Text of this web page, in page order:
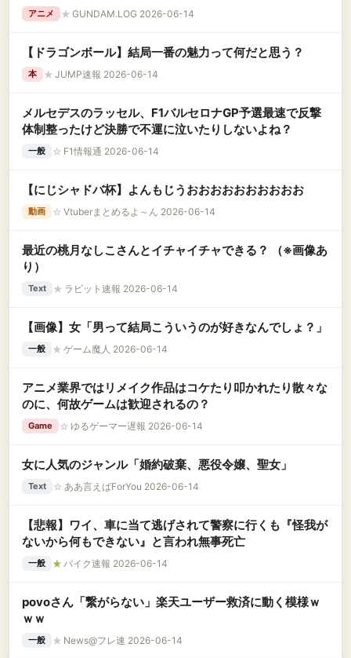
アニメ ★ GUNDAM.LOG 2026-06-14
【ドラゴンボール】結局一番の魅力って何だと思う？
本 ★ JUMP速報 2026-06-14
メルセデスのラッセル、F1バルセロナGP予選最速で反撃
体制整ったけど決勝で不運に泣いたりしないよね？
一般 ☆ F1情報通 2026-06-14
【にじシャドバ杯】よんもじうおおおおおおおおおお
動画 ☆ Vtuberまとめるよ～ん 2026-06-14
最近の桃月なしこさんとイチャイチャできる？ （※画像あ
り）
Text ★ ラビット速報 2026-06-14
【画像】女「男って結局こういうのが好きなんでしょ？」
一般 ★ ゲーム魔人 2026-06-14
アニメ業界ではリメイク作品はコケたり叩かれたり散々な
のに、何故ゲームは歓迎されるの？
Game ☆ ゆるゲーマー遅報 2026-06-14
女に人気のジャンル「婚約破棄、悪役令嬢、聖女」
Text ☆ ああ言えばForYou 2026-06-14
【悲報】ワイ、車に当て逃げされて警察に行くも『怪我が
ないから何もできない』と言われ無事死亡
一般 ★ バイク速報 2026-06-14
povoさん「繋がらない」楽天ユーザー救済に動く模様ｗ
ｗｗ
一般 ★ News@フレ速 2026-06-14